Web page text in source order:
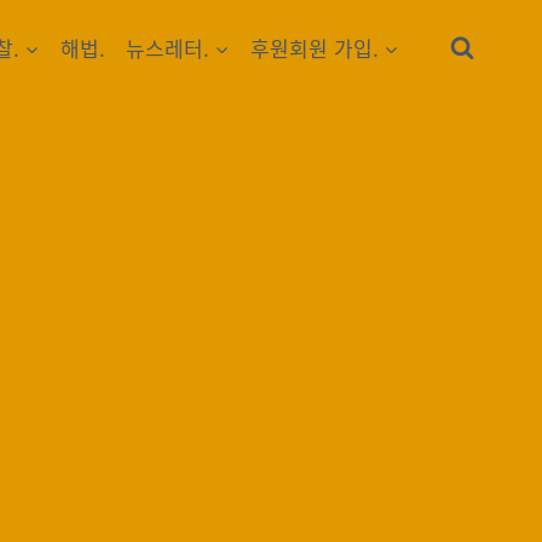
. 해법. 뉴스레터. 후원회원 가입.